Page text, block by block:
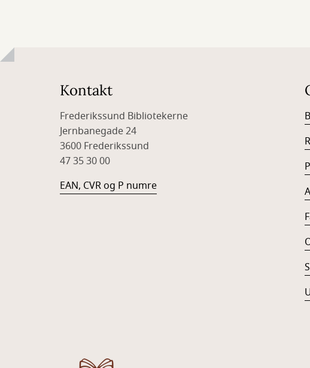
Kontakt
Frederikssund Bibliotekerne
Jernbanegade 24
3600 Frederikssund
47 35 30 00
EAN, CVR og P numre